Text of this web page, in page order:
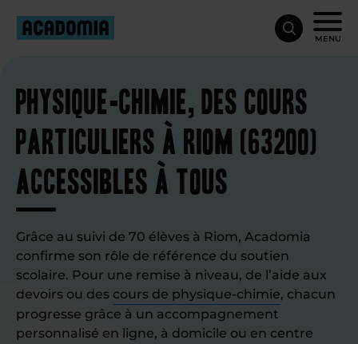
MENU
Physique-chimie, des cours
particuliers à Riom (63200)
accessibles à tous
Grâce au suivi de 70 élèves à Riom, Acadomia
confirme son rôle de référence du soutien
scolaire. Pour une remise à niveau, de l’aide aux
devoirs ou des cours de physique-chimie, chacun
progresse grâce à un accompagnement
personnalisé en ligne, à domicile ou en centre